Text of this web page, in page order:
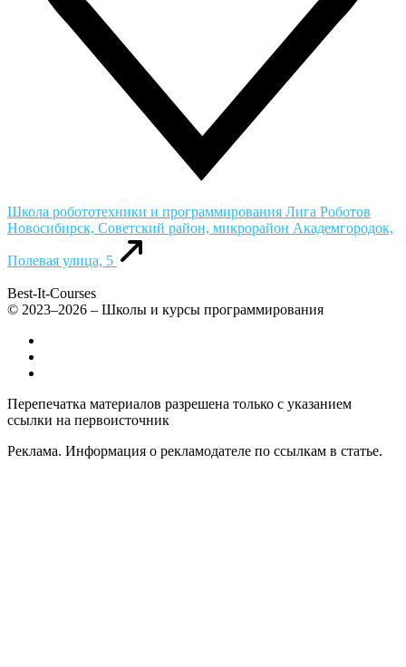
Школа робототехники и программирования Лига Роботов
Новосибирск, Советский район, микрорайон Академгородок,
Полевая улица, 5
Best-It-Courses
© 2023–2026 – Школы и курсы программирования
Перепечатка материалов разрешена только с указанием
ссылки на первоисточник
Реклама. Информация о рекламодателе по ссылкам в статье.